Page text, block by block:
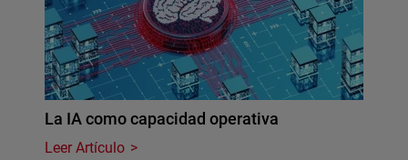
La IA como capacidad operativa
Leer Artículo